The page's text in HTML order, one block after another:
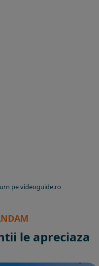
pe videoguide.ro
le apreciaza